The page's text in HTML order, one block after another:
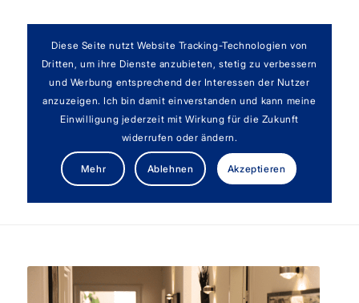
Karriere
Diese Seite nutzt Website Tracking-Technologien von
Dritten, um ihre Dienste anzubieten, stetig zu verbessern
und Werbung entsprechend der Interessen der Nutzer
anzuzeigen. Ich bin damit einverstanden und kann meine
Einwilligung jederzeit mit Wirkung für die Zukunft
widerrufen oder ändern.
Mehr Ablehnen Akzeptieren